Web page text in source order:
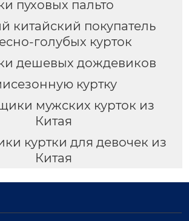
пуховых пальто
китайский покупатель
голубых курток
дешевых дождевиков
куртку
мужских курток из
Китая
куртки для девочек из
Китая